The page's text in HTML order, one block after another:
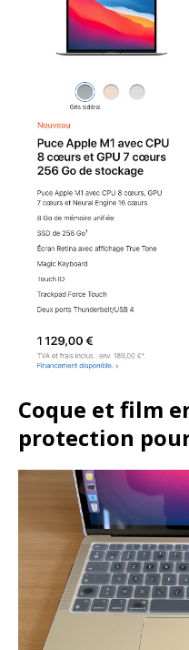
Coque et film
protection